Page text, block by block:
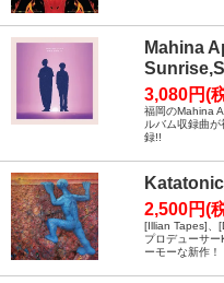
Mahina
3,080円(
福岡のMahina
ルバム収録曲
録!!
2,500円(
[Illian Tapes]、
プロデューサ
ーモーな新作！